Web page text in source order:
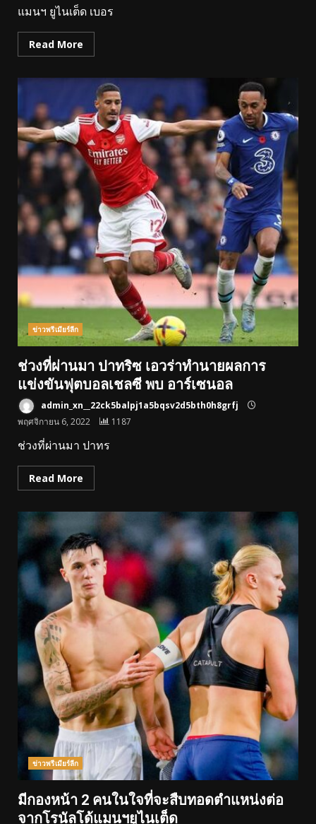
แมนฯ ยูไนเต็ด เบอร
Read More
ข่าวพรีเมียร์ลีก
ช่วงที่ผ่านมา ปาทริซ เอวร่าทํานายผลการ
แข่งขันฟุตบอลเชลซี พบ อาร์เซนอล
admin_xn__22ck5balpj1a5bqsv2d5bth0h8grfj
พฤศจิกายน 6, 2022
1187
ช่วงที่ผ่านมา ปาทร
Read More
ข่าวพรีเมียร์ลีก
มีกองหน้า 2 คนในใจที่จะสืบทอดตำแหน่งต่อ
จากโรนัลโด้แมนฯยูไนเต็ด